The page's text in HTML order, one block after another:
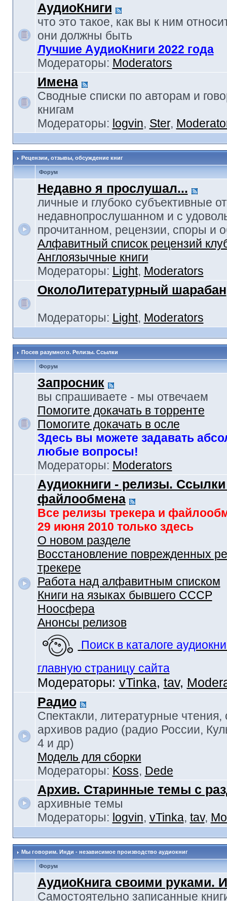
АудиоКниги
что это такое, как вы к ним
они должны быть
Лучшие АудиоКниги 2022 года
Модераторы: Moderators
Имена
Сводные списки по авторам и
книгам
Модераторы: logvin, Ster,
Рецензии, отзывы, обсуждение книг
Форум
Недавно я прослушал...
личные и глубоко субъективные
недавнопрослушанном и с
прочитанном, рецензии, споры и
Алфавитный список рецензий
Англоязычные книги
Модераторы: Light, Moderators
ОколоЛитературный шарабан
Модераторы: Light, Moderators
Посев разумного. Релизы. Ссылки
Форум
Запросник
вы спрашиваете - мы отвечаем
Помогите докачать в торренте
Помогите докачать в осле
Здесь вы можете задавать
любые вопросы!
Модераторы: Moderators
Аудиокниги - релизы. Ссылки
файлообмена
Все релизы трекера и
29 июня 2010 только здесь
О новом разделе
Восстановление поврежденных
трекере
Работа над алфавитным списком
Книги на языках бывшего СССР
Ноосфера
Анонсы релизов
Поиск в каталоге
главную страницу сайта
Модераторы: vTinka, tav,
Радио
Спектакли, литературные
архивов радио (радио России,
4 и др)
Модель для сборки
Модераторы: Koss, Dede
Архив. Старинные темы с
архивные темы
Модераторы: logvin, vTinka, tav,
Мы говорим. Инди - независимое производство аудиокниг
Форум
АудиоКнига своими руками.
Самостоятельно записанные